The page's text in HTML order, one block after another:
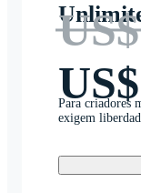
Para criadores
exigem